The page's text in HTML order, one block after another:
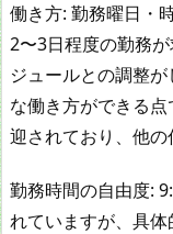
働き方: 勤務曜日・
2〜3日程度の勤務
ジュールとの調整
な働き方ができる
迎されており、他の
勤務時間の自由度:
れていますが、具体